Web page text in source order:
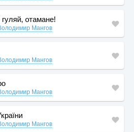
гуляй, отамане!
Мангов
Мангов
Мангов
Мангов